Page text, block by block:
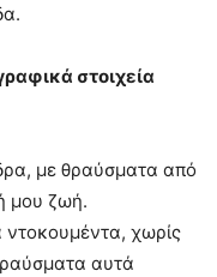
στοιχεία
με θραύσματα από
μου ζωή.
χωρίς
αυτά